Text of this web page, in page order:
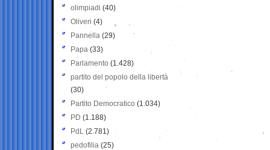
olimpiadi (40)
Oliveri (4)
Pannella (29)
Papa (33)
Parlamento (1.428)
partito del popolo della libertà
(30)
Partito Democratico (1.034)
PD (1.188)
PdL (2.781)
pedofilia (25)